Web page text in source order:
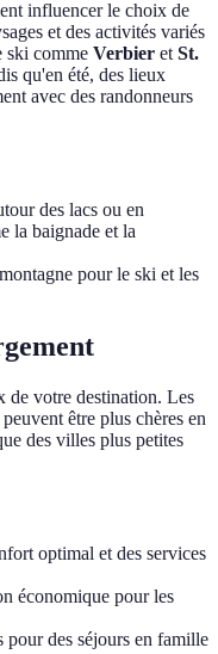
influencer le choix de
et des activités variés
ski comme Verbier et St.
qu'en été, des lieux
avec des randonneurs
des lacs ou en
la baignade et la
pour le ski et les
de votre destination. Les
peuvent être plus chères en
des villes plus petites
optimal et des services
économique pour les
pour des séjours en famille